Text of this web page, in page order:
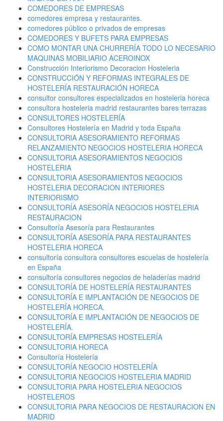
COMEDORES DE EMPRESAS
comedores empresa y restaurantes.
comedores público o privados de empresas
COMEDORES Y BUFETS PARA EMPRESAS
COMO MONTAR UNA CHURRERÍA TODO LO NECESARIO
MAQUINAS MOBILIARIO ACEROINOX
Construcción Interiorismo Decoracion Hosteleria
CONSTRUCCIÓN Y REFORMAS INTEGRALES DE
HOSTELERÍA RESTAURACIÓN HORECA
consultor consultores especializados en hosteleria horeca
consultora hosteleria madrid restaurantes bares terrazas
CONSULTORES HOSTELERÍA
Consultores Hostelería en Madrid y toda España
CONSULTORIA ASESORAMIENTO REFORMAS
RELANZAMIENTO NEGOCIOS HOSTELERIA HORECA
CONSULTORIA ASESORAMIENTOS NEGOCIOS
HOSTELERIA
CONSULTORIA ASESORAMIENTOS NEGOCIOS
HOSTELERIA DECORACION INTERIORES
INTERIORISMO
CONSULTORÍA ASESORÍA NEGOCIOS HOSTELERIA
RESTAURACION
Consultoría Asesoría para Restaurantes
CONSULTORÍA ASESORÍA PARA RESTAURANTES
HOSTELERIA HORECA
consultoría consultora consultores escuelas de hostelería
en España
consultoría consultores negocios de heladerías madrid
CONSULTORÍA DE HOSTELERÍA RESTAURANTES
CONSULTORÍA E IMPLANTACIÓN DE NEGOCIOS DE
HOSTELERÍA HORECA.
CONSULTORÍA E IMPLANTACIÓN DE NEGOCIOS DE
HOSTELERÍA.
CONSULTORÍA EMPRESAS HOSTELERÍA
CONSULTORIA HORECA
Consultoría Hostelería
CONSULTORÍA NEGOCIO HOSTELERÍA
CONSULTORIA NEGOCIOS HOSTELERIA MADRID
CONSULTORIA PARA HOSTELERIA NEGOCIOS
HOSTELEROS
CONSULTORIA PARA NEGOCIOS DE RESTAURACION EN
MADRID